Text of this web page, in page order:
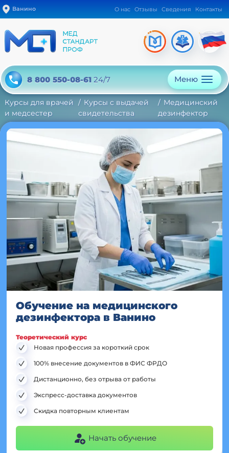
Ванино О нас Отзывы Сведения Контакты
8 800 550-08-61 24/7 Меню
Курсы для врачей
и медсестер
Курсы с выдачей
свидетельства
Медицинский
дезинфектор
Обучение на медицинского
дезинфектора в Ванино
Теоретический курс
Новая профессия за короткий срок
100% внесение документов в ФИС ФРДО
Дистанционно, без отрыва от работы
Экспресс-доставка документов
Скидка повторным клиентам
Начать обучение